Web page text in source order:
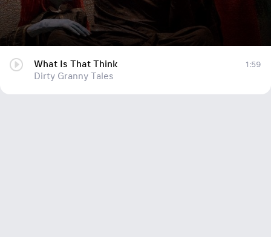
What Is That Think
Dirty Granny Tales
1:59